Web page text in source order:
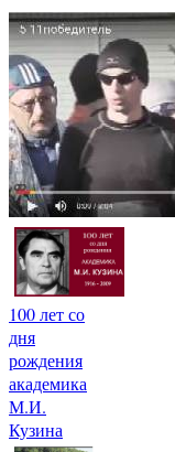
100 лет со
дня
рождения
академика
М.И.
Кузина